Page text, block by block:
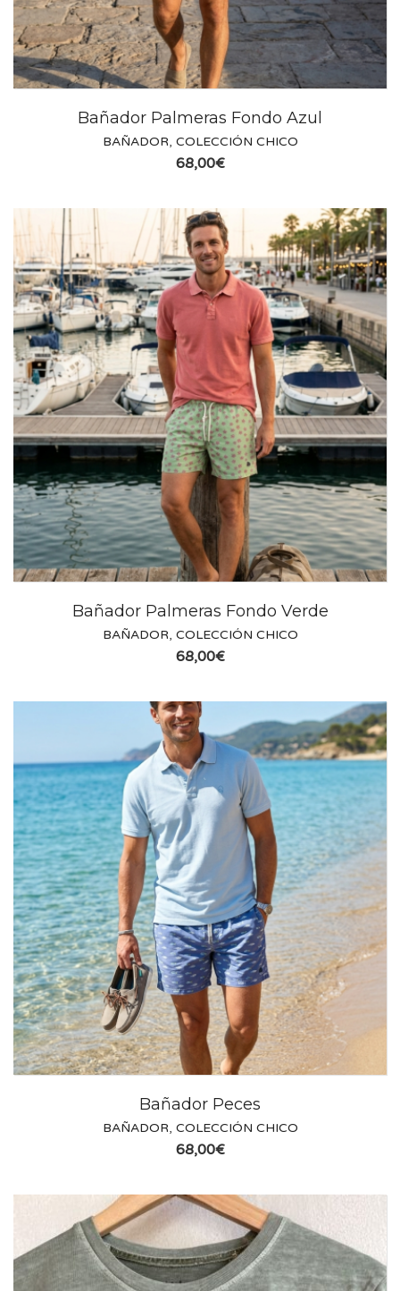
Bañador Palmeras Fondo Azul
BAÑADOR, COLECCIÓN CHICO
68,00€
Bañador Palmeras Fondo Verde
BAÑADOR, COLECCIÓN CHICO
68,00€
Bañador Peces
BAÑADOR, COLECCIÓN CHICO
68,00€